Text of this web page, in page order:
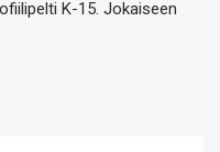
K-15. Jokaiseen